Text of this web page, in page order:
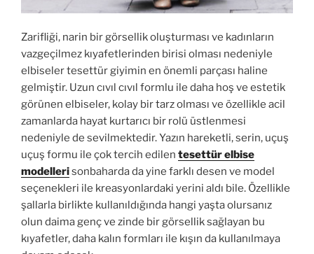
Zarifliği, narin bir görsellik oluşturması ve kadınların
vazgeçilmez kıyafetlerinden birisi olması nedeniyle
elbiseler tesettür giyimin en önemli parçası haline
gelmiştir. Uzun cıvıl cıvıl formlu ile daha hoş ve estetik
görünen elbiseler, kolay bir tarz olması ve özellikle acil
zamanlarda hayat kurtarıcı bir rolü üstlenmesi
nedeniyle de sevilmektedir. Yazın hareketli, serin, uçuş
uçuş formu ile çok tercih edilen tesettür elbise
modellerisonbaharda da yine farklı desen ve model
seçenekleri ile kreasyonlardaki yerini aldı bile. Özellikle
şallarla birlikte kullanıldığında hangi yaşta olursanız
olun daima genç ve zinde bir görsellik sağlayan bu
kıyafetler, daha kalın formları ile kışın da kullanılmaya